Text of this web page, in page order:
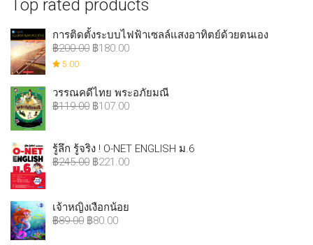
Top rated products
การติดตั้งระบบไฟฟ้าเซลล์แสงอาทิตย์ด้วยตนเอง
฿200.00 ฿180.00
5.00
วรรณคดีไทย พระอภัยมณี
฿119.00 ฿107.00
รู้ลึก รู้จริง ! O-NET ENGLISH ม.6
฿245.00 ฿221.00
เจ้าหญิงเงือกน้อย
฿89.00 ฿80.00